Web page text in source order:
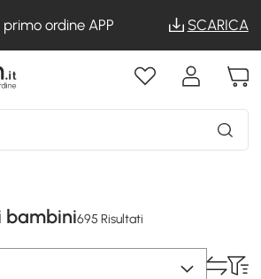
primo ordine APP SCARICA
i bambini695 Risultati